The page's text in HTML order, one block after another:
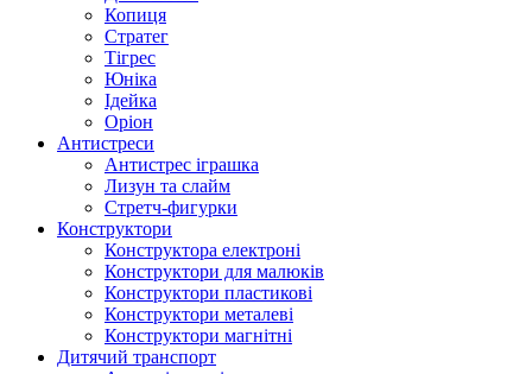
Копиця
Стратег
Тігрес
Юніка
Ідейка
Оріон
Антистреси
Антистрес іграшка
Лизун та слайм
Стретч-фигурки
Конструктори
Конструктора електроні
Конструктори для малюків
Конструктори пластикові
Конструктори металеві
Конструктори магнітні
Дитячий транспорт